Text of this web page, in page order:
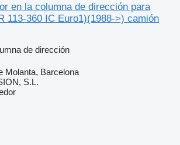
en la columna de dirección para
113-360 IC Euro1)(1988->) camión
de dirección
Molanta, Barcelona
S.L.